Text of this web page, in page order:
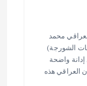
محمد
الشورجة)
واضحة
العراقي هذه